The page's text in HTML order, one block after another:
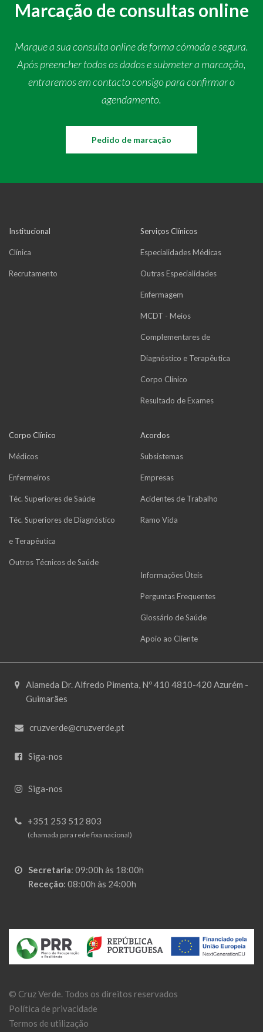
Marcação de consultas online
Marque a sua consulta online de forma cómoda e segura.
Após preencher todos os dados e submeter a marcação,
entraremos em contacto consigo para confirmar o
agendamento.
Pedido de marcação
Institucional
Clínica
Recrutamento
Serviços Clínicos
Especialidades Médicas
Outras Especialidades
Enfermagem
MCDT - Meios
Complementares de
Diagnóstico e Terapêutica
Corpo Clínico
Resultado de Exames
Corpo Clínico
Médicos
Enfermeiros
Téc. Superiores de Saúde
Téc. Superiores de Diagnóstico
e Terapêutica
Outros Técnicos de Saúde
Acordos
Subsistemas
Empresas
Acidentes de Trabalho
Ramo Vida
Informações Úteis
Perguntas Frequentes
Glossário de Saúde
Apoio ao Cliente
Alameda Dr. Alfredo Pimenta, Nº 410 4810-420 Azurém -
Guimarães
cruzverde@cruzverde.pt
Siga-nos
Siga-nos
+351 253 512 803
(chamada para rede fixa nacional)
Secretaria: 09:00h às 18:00h
Receção: 08:00h às 24:00h
© Cruz Verde. Todos os direitos reservados
Política de privacidade
Termos de utilização